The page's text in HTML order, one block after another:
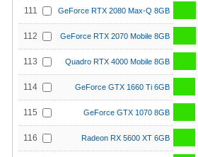
111 GeForce RTX 2080 Max-Q 8GB
112 GeForce RTX 2070 Mobile 8GB
113 Quadro RTX 4000 Mobile 8GB
114 GeForce GTX 1660 Ti 6GB
115 GeForce GTX 1070 8GB
116 Radeon RX 5600 XT 6GB